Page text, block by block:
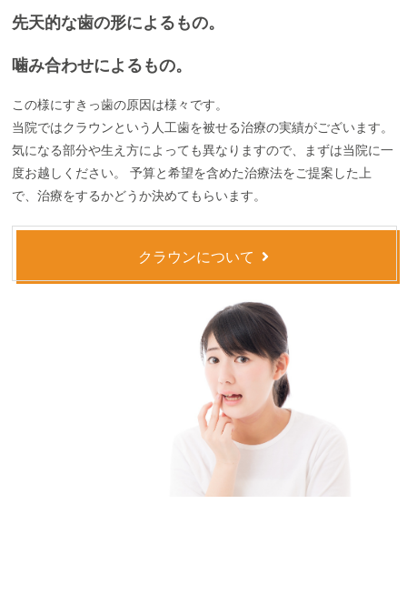
先天的な歯の形によるもの。
噛み合わせによるもの。
この様にすきっ歯の原因は様々です。
当院ではクラウンという人工歯を被せる治療の実績がございます。
気になる部分や生え方によっても異なりますので、まずは当院に一
度お越しください。 予算と希望を含めた治療法をご提案した上
で、治療をするかどうか決めてもらいます。
クラウンについて